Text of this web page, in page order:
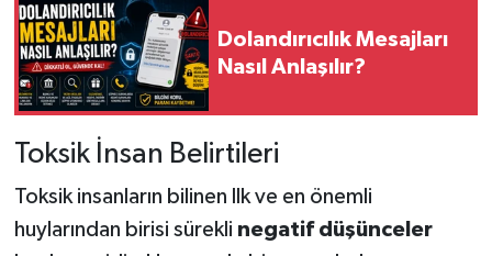
Dolandırıcılık Mesajları
Nasıl Anlaşılır?
Toksik İnsan Belirtileri
Toksik insanların bilinen llk ve en önemli
huylarından birisi sürekli negatif düşünceler